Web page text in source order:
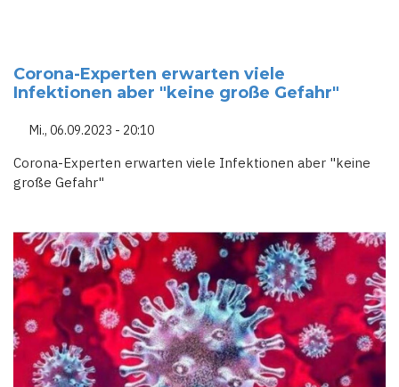
Corona-Experten erwarten viele
Infektionen aber "keine große Gefahr"
Mi., 06.09.2023 - 20:10
Corona-Experten erwarten viele Infektionen aber "keine
große Gefahr"